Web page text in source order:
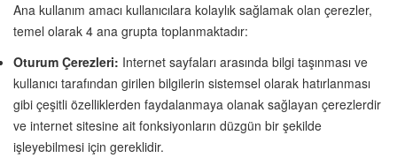
Ana kullanım amacı kullanıcılara kolaylık sağlamak olan çerezler,
temel olarak 4 ana grupta toplanmaktadır:
Oturum Çerezleri: Internet sayfaları arasında bilgi taşınması ve
kullanıcı tarafından girilen bilgilerin sistemsel olarak hatırlanması
gibi çeşitli özelliklerden faydalanmaya olanak sağlayan çerezlerdir
ve internet sitesine ait fonksiyonların düzgün bir şekilde
işleyebilmesi için gereklidir.